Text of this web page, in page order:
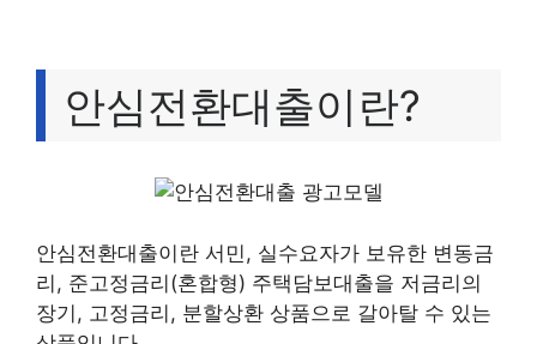
안심전환대출이란?
안심전환대출이란 서민, 실수요자가 보유한 변동금
리, 준고정금리(혼합형) 주택담보대출을 저금리의
장기, 고정금리, 분할상환 상품으로 갈아탈 수 있는